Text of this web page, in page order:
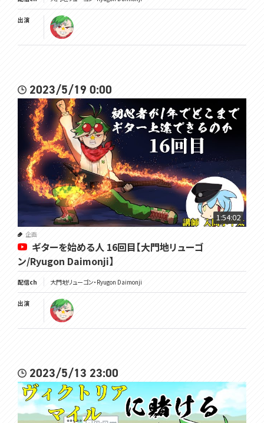
出演
2023/5/19 0:00
1:54:02
企画
ギターを始める人 16回目【大門地リューゴ
ン/Ryugon Daimonji】
配信ch 大門地リューゴン・Ryugon Daimonji
出演
2023/5/13 23:00